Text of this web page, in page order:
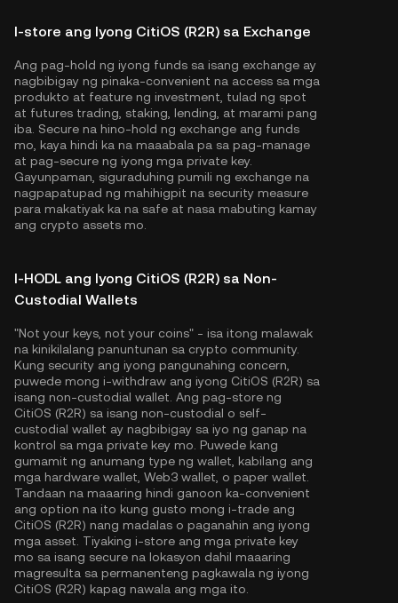
I-store ang Iyong CitiOS (R2R) sa Exchange
Ang pag-hold ng iyong funds sa isang exchange ay
nagbibigay ng pinaka-convenient na access sa mga
produkto at feature ng investment, tulad ng spot
at futures trading, staking, lending, at marami pang
iba. Secure na hino-hold ng exchange ang funds
mo, kaya hindi ka na maaabala pa sa pag-manage
at pag-secure ng iyong mga private key.
Gayunpaman, siguraduhing pumili ng exchange na
nagpapatupad ng mahihigpit na security measure
para makatiyak ka na safe at nasa mabuting kamay
ang crypto assets mo.
I-HODL ang Iyong CitiOS (R2R) sa Non-
Custodial Wallets
"Not your keys, not your coins" - isa itong malawak
na kinikilalang panuntunan sa crypto community.
Kung security ang iyong pangunahing concern,
puwede mong i-withdraw ang iyong CitiOS (R2R) sa
isang non-custodial wallet. Ang pag-store ng
CitiOS (R2R) sa isang non-custodial o self-
custodial wallet ay nagbibigay sa iyo ng ganap na
kontrol sa mga private key mo. Puwede kang
gumamit ng anumang type ng wallet, kabilang ang
mga hardware wallet, Web3 wallet, o paper wallet.
Tandaan na maaaring hindi ganoon ka-convenient
ang option na ito kung gusto mong i-trade ang
CitiOS (R2R) nang madalas o paganahin ang iyong
mga asset. Tiyaking i-store ang mga private key
mo sa isang secure na lokasyon dahil maaaring
magresulta sa permanenteng pagkawala ng iyong
CitiOS (R2R) kapag nawala ang mga ito.